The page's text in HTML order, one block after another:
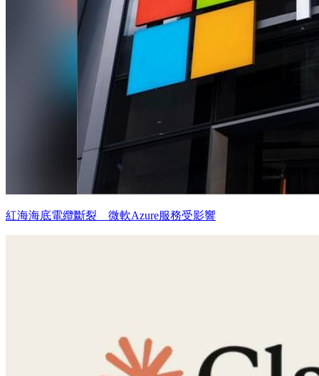
紅海海底電纜斷裂 微軟Azure服務受影響